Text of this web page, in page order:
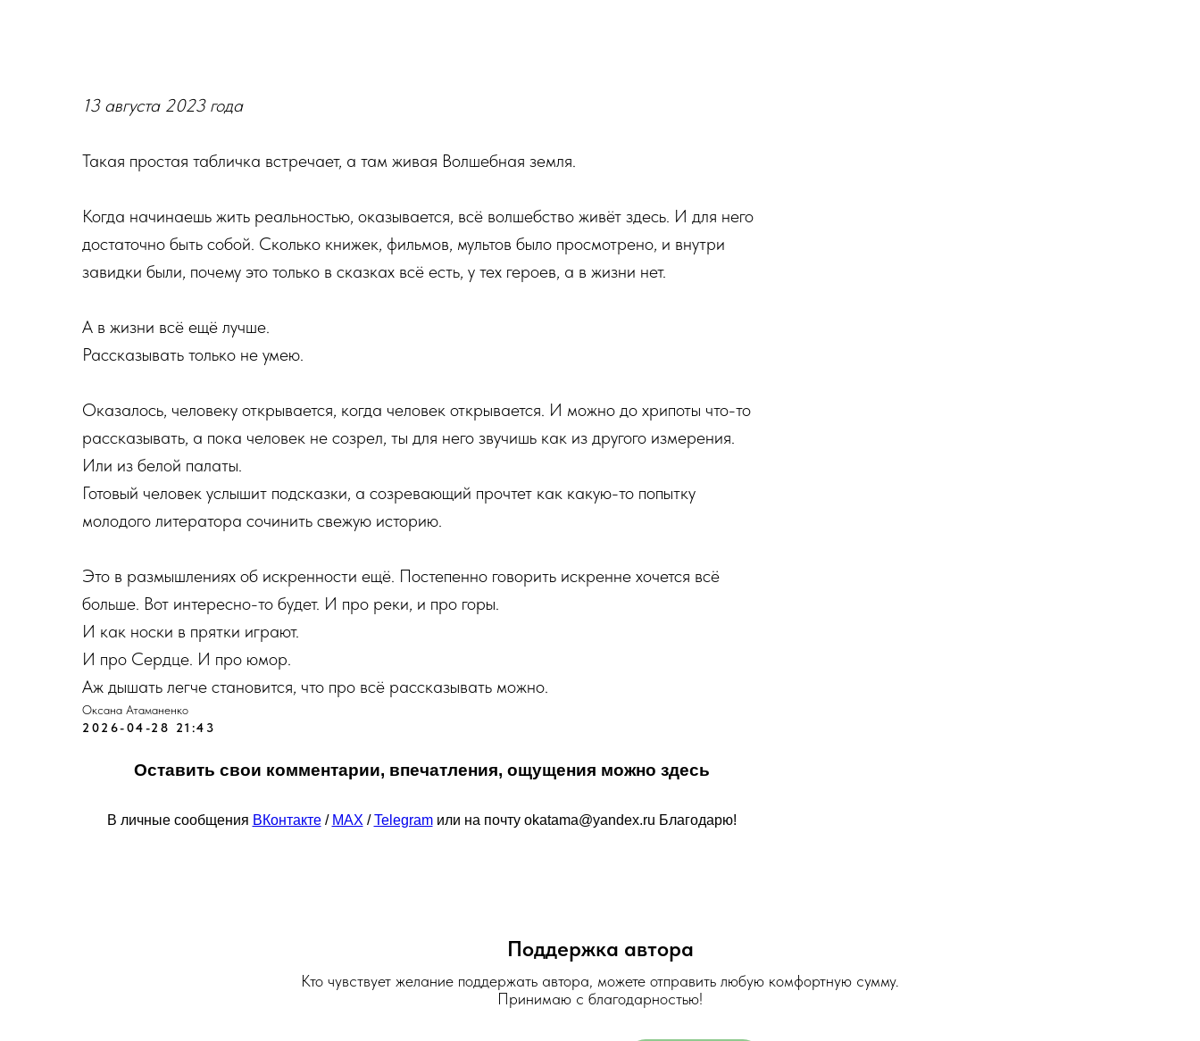
13 августа 2023 года
Такая простая табличка встречает, а там живая Волшебная земля.
Когда начинаешь жить реальностью, оказывается, всё волшебство живёт здесь. И для него
достаточно быть собой. Сколько книжек, фильмов, мультов было просмотрено, и внутри
завидки были, почему это только в сказках всё есть, у тех героев, а в жизни нет.
А в жизни всё ещё лучше.
Рассказывать только не умею.
Оказалось, человеку открывается, когда человек открывается. И можно до хрипоты что-то
рассказывать, а пока человек не созрел, ты для него звучишь как из другого измерения.
Или из белой палаты.
Готовый человек услышит подсказки, а созревающий прочтет как какую-то попытку
молодого литератора сочинить свежую историю.
Это в размышлениях об искренности ещё. Постепенно говорить искренне хочется всё
больше. Вот интересно-то будет. И про реки, и про горы.
И как носки в прятки играют.
И про Сердце. И про юмор.
Аж дышать легче становится, что про всё рассказывать можно.
Оксана Атаманенко
2026-04-28 21:43
Оставить свои комментарии, впечатления, ощущения можно здесь
В личные сообщения ВКонтакте/ МАХ /Telegramили на почту okatama@yandex.ru Благодарю!
Поддержка автора
Кто чувствует желание поддержать автора, можете отправить любую комфортную сумму.
Принимаю с благодарностью!